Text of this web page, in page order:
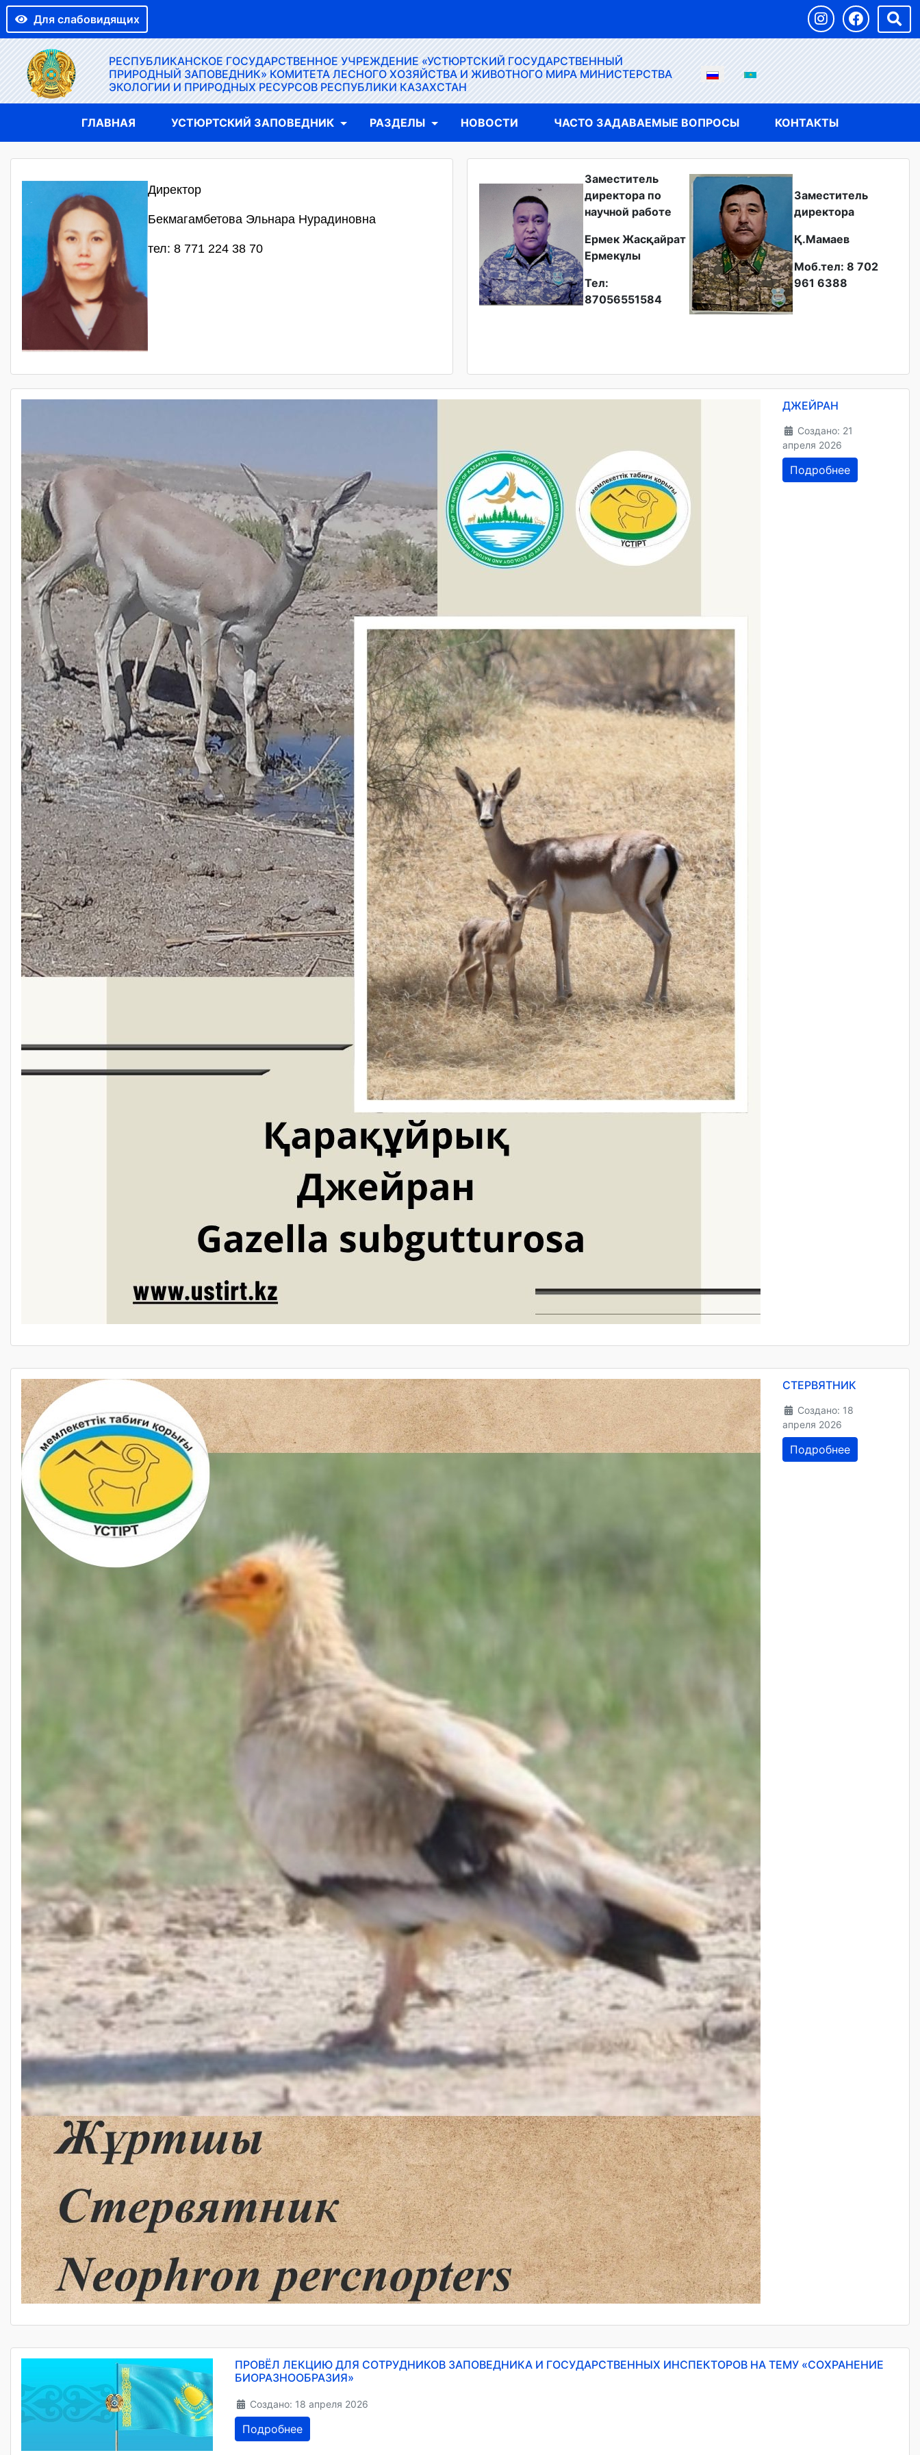
Для слабовидящих
РЕСПУБЛИКАНСКОЕ ГОСУДАРСТВЕННОЕ УЧРЕЖДЕНИЕ «УСТЮРТСКИЙ ГОСУДАРСТВЕННЫЙ
ПРИРОДНЫЙ ЗАПОВЕДНИК» КОМИТЕТА ЛЕСНОГО ХОЗЯЙСТВА И ЖИВОТНОГО МИРА МИНИСТЕРСТВА
ЭКОЛОГИИ И ПРИРОДНЫХ РЕСУРСОВ РЕСПУБЛИКИ КАЗАХСТАН
ГЛАВНАЯ УСТЮРТСКИЙ ЗАПОВЕДНИК РАЗДЕЛЫ НОВОСТИ ЧАСТО ЗАДАВАЕМЫЕ ВОПРОСЫ КОНТАКТЫ
Директор
Бекмагамбетова Эльнара Нурадиновна
тел: 8 771 224 38 70
Заместитель
директора по
научной работе
Ермек Жасқайрат
Ермекұлы
Тел:
87056551584
Заместитель
директора
Қ.Мамаев
Моб.тел: 8 702
961 6388
ДЖЕЙРАН
Создано: 21
апреля 2026
Подробнее
СТЕРВЯТНИК
Создано: 18
апреля 2026
Подробнее
ПРОВЁЛ ЛЕКЦИЮ ДЛЯ СОТРУДНИКОВ ЗАПОВЕДНИКА И ГОСУДАРСТВЕННЫХ ИНСПЕКТОРОВ НА ТЕМУ «СОХРАНЕНИЕ
БИОРАЗНООБРАЗИЯ»
Создано: 18 апреля 2026
Подробнее